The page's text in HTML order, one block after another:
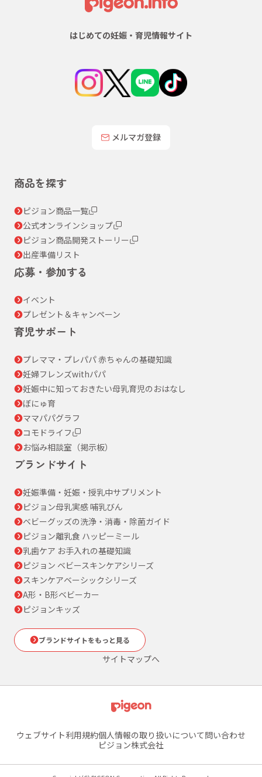
はじめての妊娠・育児情報サイト
メルマガ登録
商品を探す
ピジョン商品一覧
公式オンラインショップ
ピジョン商品開発ストーリー
出産準備リスト
応募・参加する
イベント
プレゼント＆キャンペーン
育児サポート
プレママ・プレパパ 赤ちゃんの基礎知識
妊婦フレンズwithパパ
妊娠中に知っておきたい母乳育児のおはなし
ぼにゅ育
ママパパグラフ
コモドライフ
お悩み相談室（掲示板）
ブランドサイト
妊娠準備・妊娠・授乳中サプリメント
ピジョン母乳実感 哺乳びん
ベビーグッズの洗浄・消毒・除菌ガイド
ピジョン離乳食 ハッピーミール
乳歯ケア お手入れの基礎知識
ピジョン ベビースキンケアシリーズ
スキンケアベーシックシリーズ
A形・B形ベビーカー
ピジョンキッズ
ブランドサイトをもっと見る
サイトマップへ
ウェブサイト利用規約個人情報の取り扱いについて問い合わせ
ピジョン株式会社